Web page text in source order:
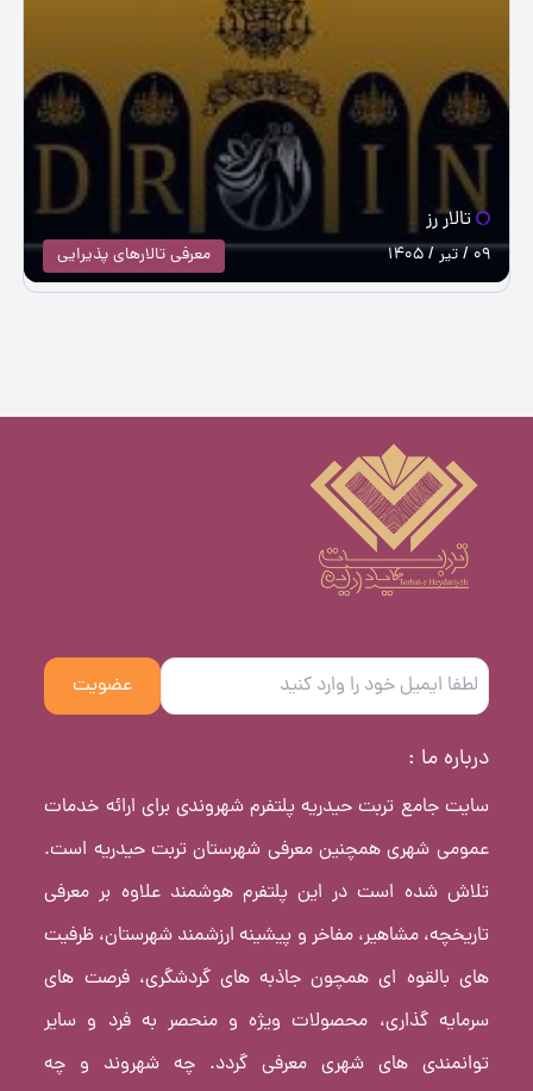
تالار رز
معرفی تالارهای پذیرایی 09 / تیر / 1405
عضویت
درباره ما :
سایت جامع تربت حیدریه پلتفرم شهروندی برای ارائه خدمات
عمومی شهری همچنین معرفی شهرستان تربت حیدریه است.
تلاش شده است در این پلتفرم هوشمند علاوه بر معرفی
تاریخچه، مشاهیر، مفاخر و پیشینه ارزشمند شهرستان، ظرفیت
های بالقوه ای همچون جاذبه های گردشگری، فرصت های
سرمایه گذاری، محصولات ویژه و منحصر به فرد و سایر
توانمندی های شهری معرفی گردد. چه شهروند و چه